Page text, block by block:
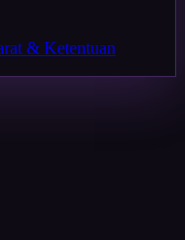
& Ketentuan